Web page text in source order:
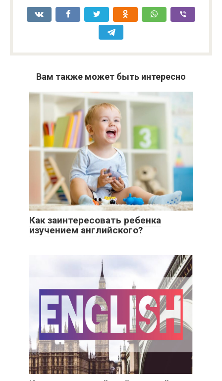
Вам также может быть интересно
Как заинтересовать ребенка
изучением английского?